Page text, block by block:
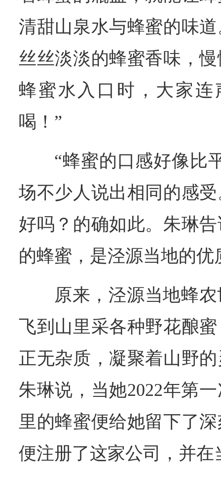
清甜山泉水与蜂蜜的味
丝丝淡淡的蜂蜜香味，
蜂蜜水入口时，大家
喝！”
“蜂蜜的口感好像比
场不少人说出相同的感
好吗？的确如此。朱琳
的蜂蜜，是泾源当地的优
原来，泾源当地蜂
飞到山里采各种野花酿
正无杂质，凝聚着山野
朱琳说，当她2022年第
里的蜂蜜便给她留下了
便注册了这家公司，并